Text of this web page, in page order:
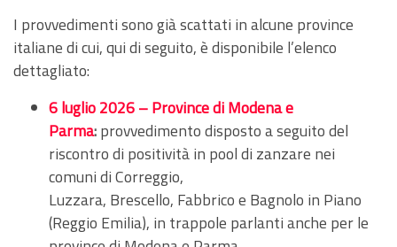
I provvedimenti sono già scattati in alcune province
italiane di cui, qui di seguito, è disponibile l’elenco
dettagliato:
6 luglio 2026 – Province di Modena e
Parma:provvedimento disposto a seguito del
riscontro di positività in pool di zanzare nei
comuni di Correggio,
Luzzara, Brescello, Fabbrico e Bagnolo in Piano
(Reggio Emilia), in trappole parlanti anche per le